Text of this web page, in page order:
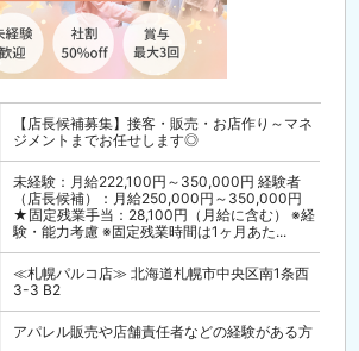
【店長候補募集】接客・販売・お店作り～マネ
ジメントまでお任せします◎
未経験：月給222,100円～350,000円 経験者
（店長候補）：月給250,000円～350,000円
★固定残業手当：28,100円（月給に含む） ※経
験・能力考慮 ※固定残業時間は1ヶ月あた...
≪札幌パルコ店≫ 北海道札幌市中央区南1条西
3-3 B2
アパレル販売や店舗責任者などの経験がある方